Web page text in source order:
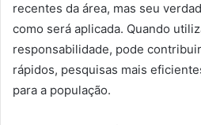
recentes da área, mas seu
como será aplicada. Quando
responsabilidade, pode
rápidos, pesquisas mais
para a população.